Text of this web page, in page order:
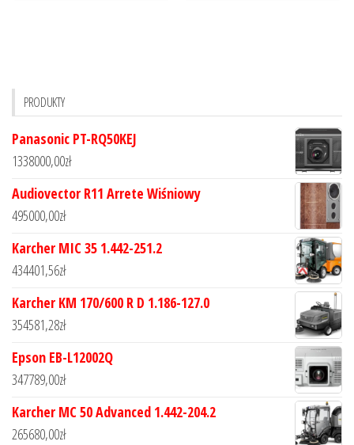
PRODUKTY
Panasonic PT-RQ50KEJ
1338000,00zł
Audiovector R11 Arrete Wiśniowy
495000,00zł
Karcher MIC 35 1.442-251.2
434401,56zł
Karcher KM 170/600 R D 1.186-127.0
354581,28zł
Epson EB-L12002Q
347789,00zł
Karcher MC 50 Advanced 1.442-204.2
265680,00zł